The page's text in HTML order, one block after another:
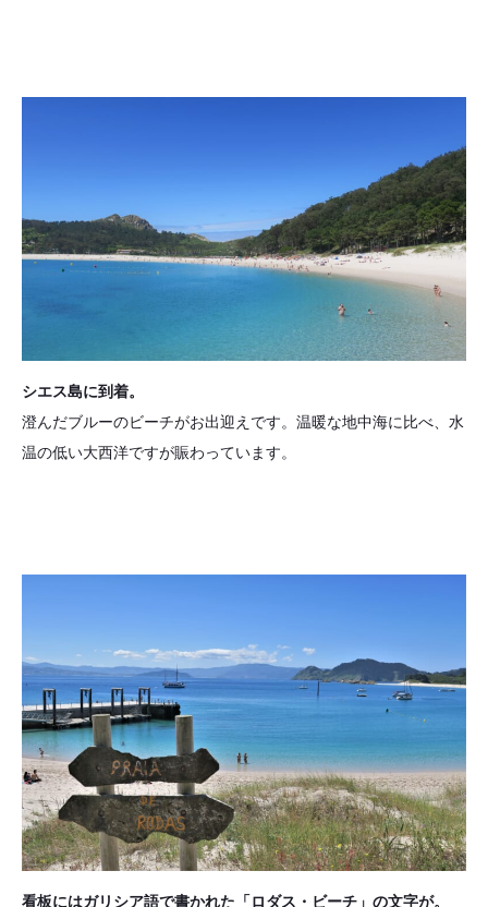
シエス島に到着。
澄んだブルーのビーチがお出迎えです。温暖な地中海に比べ、水
温の低い大西洋ですが賑わっています。
看板にはガリシア語で書かれた「ロダス・ビーチ」の文字が。